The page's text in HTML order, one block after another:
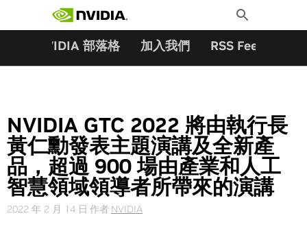
Toggle
Search
NVIDIA 部落格 加入我們 RSS Feeds
NVIDIA GTC 2022 將由執行長
黃仁勳發表主題演講及全新產
品，超過 900 場由產業和人工
智慧領域領導者所帶來的演講
2022 年 2 月 14 日 作者 NVIDIA